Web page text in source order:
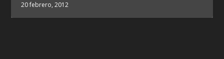
20 febrero, 2012